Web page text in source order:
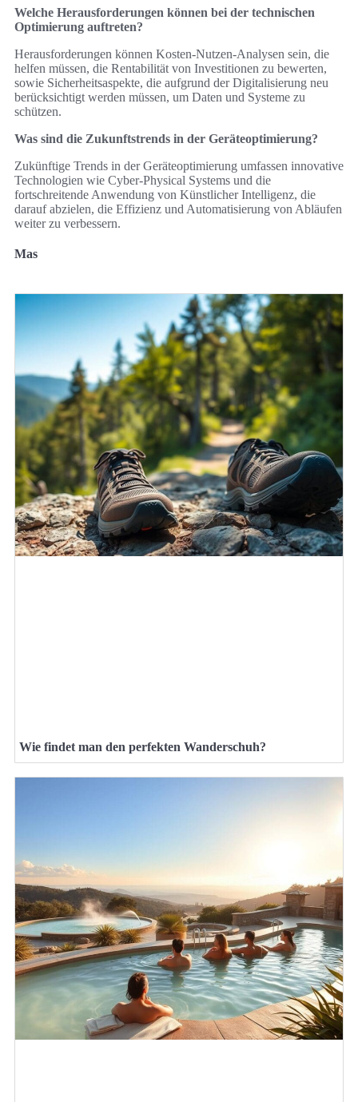
Welche Herausforderungen können bei der technischen
Optimierung auftreten?
Herausforderungen können Kosten-Nutzen-Analysen sein, die
helfen müssen, die Rentabilität von Investitionen zu bewerten,
sowie Sicherheitsaspekte, die aufgrund der Digitalisierung neu
berücksichtigt werden müssen, um Daten und Systeme zu
schützen.
Was sind die Zukunftstrends in der Geräteoptimierung?
Zukünftige Trends in der Geräteoptimierung umfassen innovative
Technologien wie Cyber-Physical Systems und die
fortschreitende Anwendung von Künstlicher Intelligenz, die
darauf abzielen, die Effizienz und Automatisierung von Abläufen
weiter zu verbessern.
Mas
Wie findet man den perfekten Wanderschuh?